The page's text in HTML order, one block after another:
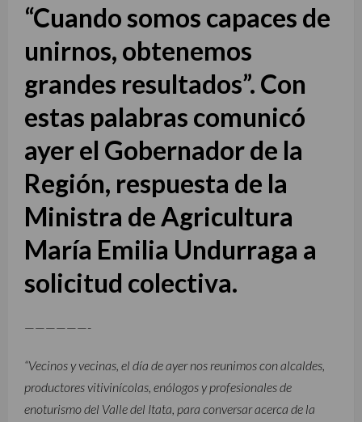
“Cuando somos capaces de
unirnos, obtenemos
grandes resultados”. Con
estas palabras comunicó
ayer el Gobernador de la
Región, respuesta de la
Ministra de Agricultura
María Emilia Undurraga a
solicitud colectiva.
——————-
“Vecinos y vecinas, el día de ayer nos reunimos con alcaldes,
productores vitivinícolas, enólogos y profesionales de
enoturismo del Valle del Itata, para conversar acerca de la